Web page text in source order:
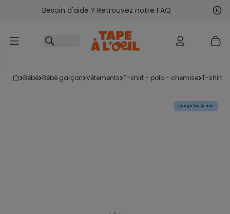
Accéder au contenu
Besoin d'aide ? Retrouvez notre FAQ
bébé bébé garçon vêtements t-shirt - polo - chemise t-shirt
Jusqu'au 4 ans